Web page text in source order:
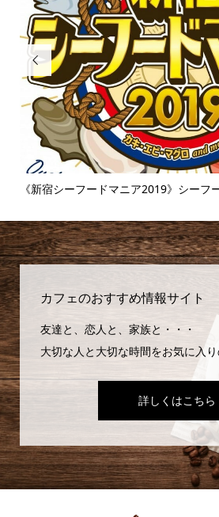

《富士そば》衝撃のタピオカ漬け丼!!販
友達と、恋人と、家族と・・・
大切な人と大切な時間をお気に入り